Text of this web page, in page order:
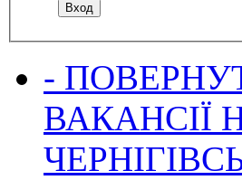
-
ВАКАНСІЇ